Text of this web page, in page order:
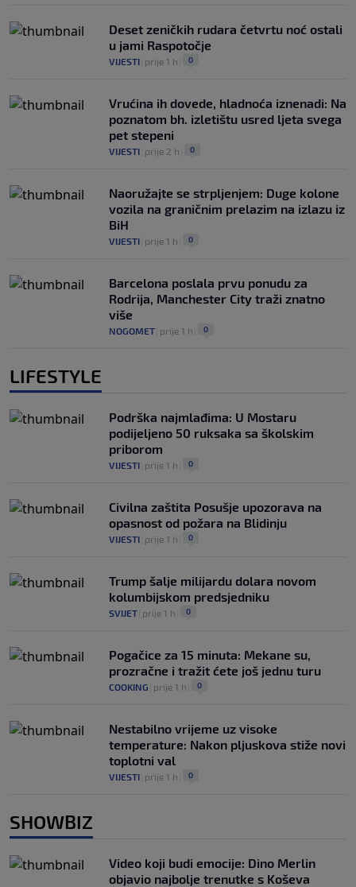
Deset zeničkih rudara četvrtu noć ostali
u jami Raspotočje
VIJESTI prije 1 h 0
Vrućina ih dovede, hladnoća iznenadi: Na
poznatom bh. izletištu usred ljeta svega
pet stepeni
VIJESTI prije 2 h 0
Naoružajte se strpljenjem: Duge kolone
vozila na graničnim prelazim na izlazu iz
BiH
VIJESTI prije 1 h 0
Barcelona poslala prvu ponudu za
Rodrija, Manchester City traži znatno
više
NOGOMET prije 1 h 0
LIFESTYLE
Podrška najmlađima: U Mostaru
podijeljeno 50 ruksaka sa školskim
priborom
VIJESTI prije 1 h 0
Civilna zaštita Posušje upozorava na
opasnost od požara na Blidinju
VIJESTI prije 1 h 0
Trump šalje milijardu dolara novom
kolumbijskom predsjedniku
SVIJET prije 1 h 0
Pogačice za 15 minuta: Mekane su,
prozračne i tražit ćete još jednu turu
COOKING prije 1 h 0
Nestabilno vrijeme uz visoke
temperature: Nakon pljuskova stiže novi
toplotni val
VIJESTI prije 1 h 0
SHOWBIZ
Video koji budi emocije: Dino Merlin
objavio najbolje trenutke s Koševa